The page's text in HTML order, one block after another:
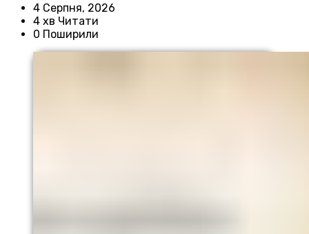
4 Серпня, 2026
4 хв Читати
0 Поширили